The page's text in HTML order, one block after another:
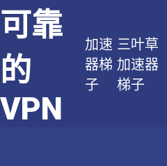
可靠
的
VPN
加速
器梯
子
三叶草
加速器
梯子